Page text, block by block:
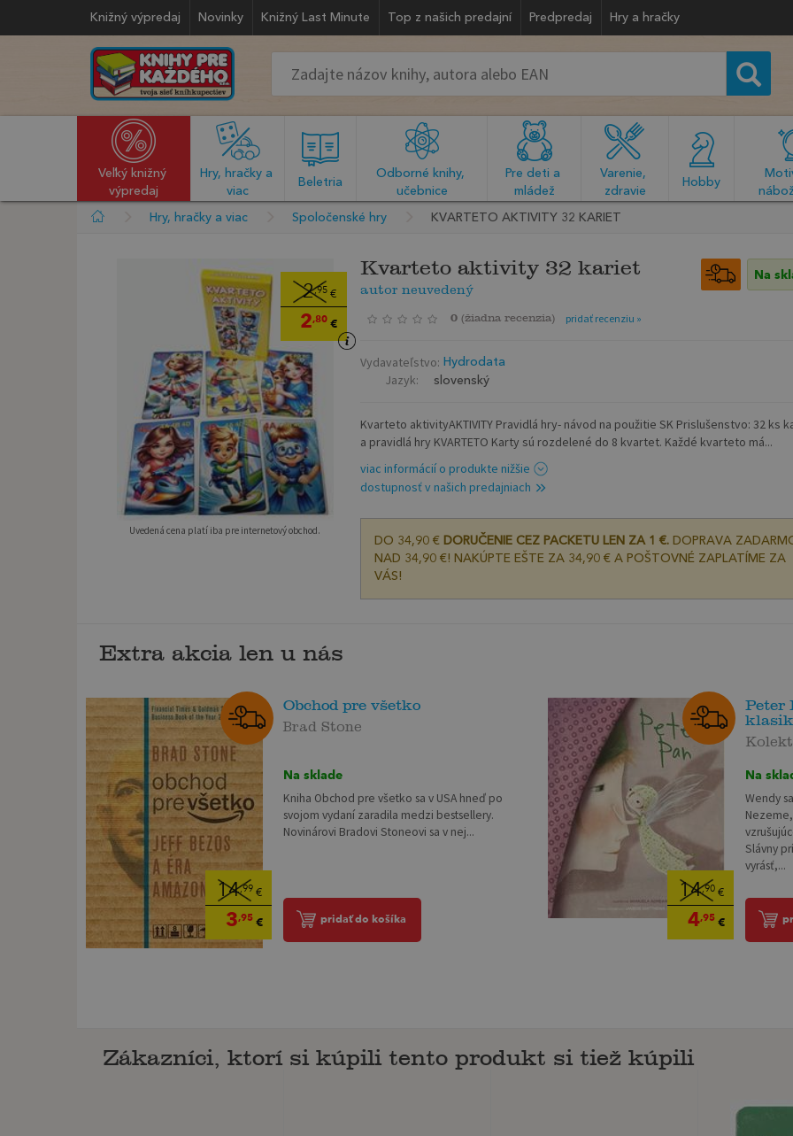
Knižný výpredaj Novinky Knižný Last Minute Top z našich predajní Predpredaj Hry a hračky
Veľký knižný
výpredaj
Hry, hračky a
viac
Beletria
Odborné knihy,
učebnice
Pre deti a
mládež
Varenie,
zdravie
Hobby
Hry, hračky a viac Spoločenské hry KVARTETO AKTIVITY 32 KARIET
2,95 €
2,80 €
Uvedená cena platí iba pre internetový obchod.
Kvarteto aktivity 32 kariet
autor neuvedený
Na
0 (žiadna recenzia) pridať recenziu »
Vydavateľstvo: Hydrodata
Jazyk: slovenský
Kvarteto aktivityAKTIVITY Pravidlá hry- návod na použitie SK Prislušenstvo: 32 ks
a pravidlá hry KVARTETO Karty sú rozdelené do 8 kvartet. Každé kvarteto má...
viac informácií o produkte nižšie
dostupnosť v našich predajniach
DO 34,90 € DORUČENIE CEZ PACKETU LEN ZA 1 €.DOPRAVA
NAD 34,90 €! NAKÚPTE EŠTE ZA 34,90 € A POŠTOVNÉ ZAPLATÍME ZA
VÁS!
Extra akcia len u nás
14,99 €
3,95€
Obchod pre všetko
Brad Stone
Na sklade
Kniha Obchod pre všetko sa v USA hneď po
svojom vydaní zaradila medzi bestsellery.
Novinárovi Bradovi Stoneovi sa v nej...
pridať do košíka
14,90€
4,95€
Peter
Na
Wendy
Slávny
vyrásť,...
Zákazníci, ktorí si kúpili tento produkt si tiež kúpili